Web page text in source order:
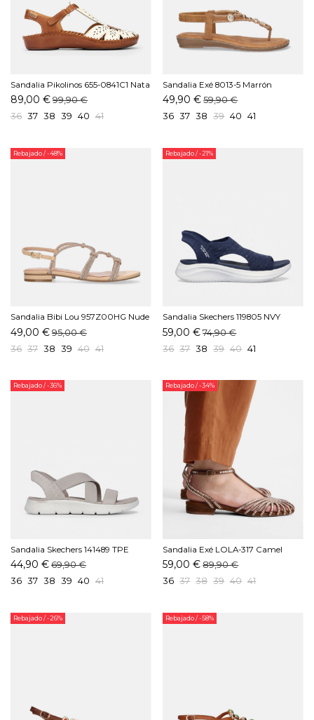
Sandalia Pikolinos 655-0841C1 Nata
89,00 €99,90 €
36 37 38 39 40 41
Sandalia Exé 8013-5 Marrón
49,90 € 59,90 €
36 37 38 39 40 41
Rebajado/ -48%
Sandalia Bibi Lou 957Z00HG Nude
49,00 €95,00 €
36 37 38 39 40 41
Rebajado/ -21%
Sandalia Skechers 119805 NVY
Marino
59,00 € 74,90 €
36 37 38 39 40 41
Rebajado/ -36%
Sandalia Skechers 141489 TPE
Taupe
44,90 €69,90 €
36 37 38 39 40 41
Rebajado/ -34%
Sandalia Exé LOLA-317 Camel
59,00 € 89,90 €
36 37 38 39 40 41
Rebajado/ -26% Rebajado/ -58%